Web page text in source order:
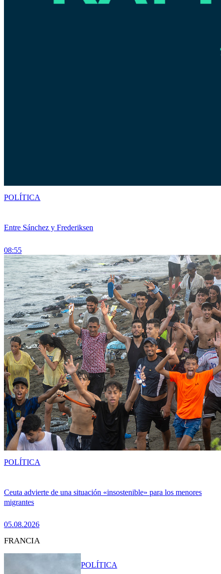
Entre Sánchez y Frederiksen
08:55
POLÍTICA
Ceuta advierte de una situación «insostenible» para los menores
migrantes
05.08.2026
POLÍTICA
FRANCIA
POLÍTICA